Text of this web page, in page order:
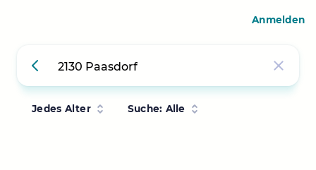
Jedes Alter Suche: Alle
Anmelden